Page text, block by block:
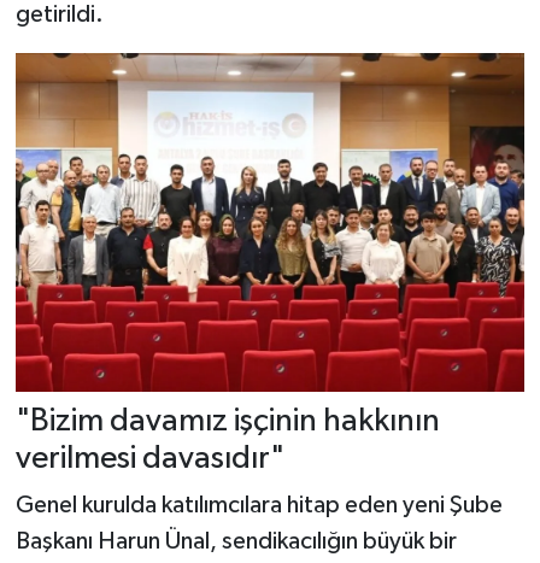
getirildi.
"Bizim davamız işçinin hakkının
verilmesi davasıdır"
Genel kurulda katılımcılara hitap eden yeni Şube
Başkanı Harun Ünal, sendikacılığın büyük bir